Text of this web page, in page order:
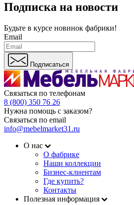
Подписка на новости
Будьте в курсе новинок фабрики!
Email
Подписаться
Связаться по телефонам
8 (800) 350 76 26
Нужна помощь с заказом?
Связаться по email
info@mebelmarket31.ru
О нас
О фабрике
Наши коллекции
Бизнес-клиентам
Где купить?
Контакты
Полезная информация